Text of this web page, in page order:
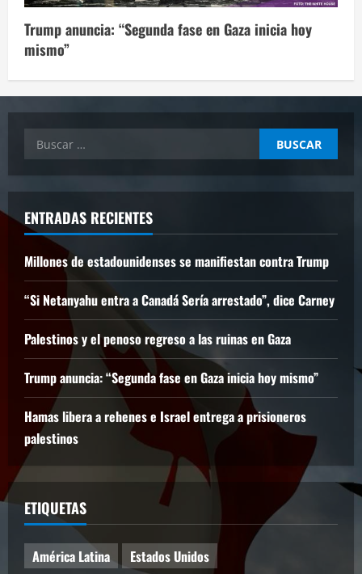
Trump anuncia: “Segunda fase en Gaza inicia hoy
mismo”
Buscar:
ENTRADAS RECIENTES
Millones de estadounidenses se manifiestan contra Trump
“Si Netanyahu entra a Canadá Sería arrestado”, dice Carney
Palestinos y el penoso regreso a las ruinas en Gaza
Trump anuncia: “Segunda fase en Gaza inicia hoy mismo”
Hamas libera a rehenes e Israel entrega a prisioneros
palestinos
ETIQUETAS
América Latina Estados Unidos